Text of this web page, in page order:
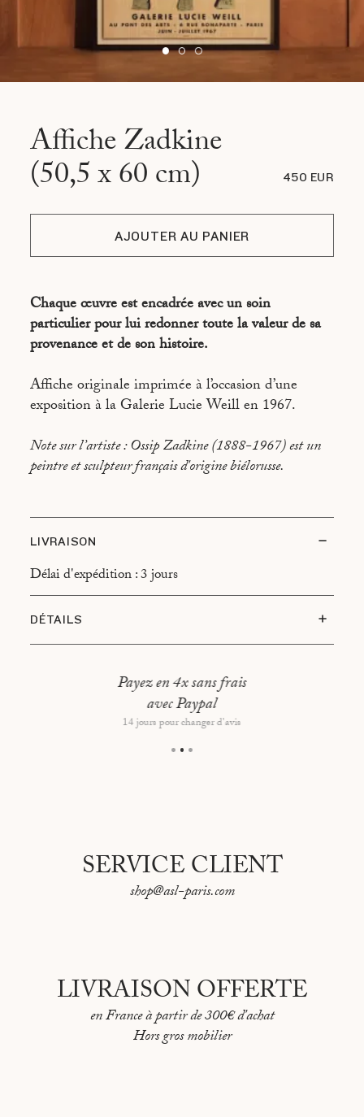
Affiche Zadkine
(50,5 x 60 cm) 450 EUR
AJOUTER AU PANIER
Chaque œuvre est encadrée avec un soin
particulier pour lui redonner toute la valeur de sa
provenance et de son histoire.
Affiche originale imprimée à l’occasion d’une
exposition à la Galerie Lucie Weill en 1967.
Note sur l’artiste : Ossip Zadkine (1888-1967) est un
peintre et sculpteur français d'origine biélorusse.
LIVRAISON
Délai d'expédition : 3 jours
DÉTAILS
Type d’encadrement : Cadre en noyer, montage
Dimensions hors tout : 52,5x62 cm
Payez en 4x sans frais
avec Paypal
14 jours pour changer d'avis
SERVICE CLIENT
shop@asl-paris.com
LIVRAISON OFFERTE
en France à partir de 300€ d'achat
Hors gros mobilier